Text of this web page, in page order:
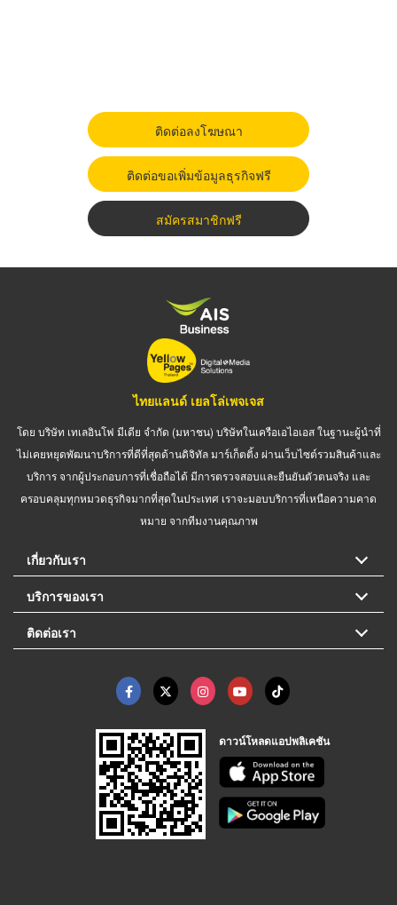
ติดต่อลงโฆษณา
ติดต่อขอเพิ่มข้อมูลธุรกิจฟรี
สมัครสมาชิกฟรี
ไทยแลนด์ เยลโล่เพจเจส
โดย บริษัท เทเลอินโฟ มีเดีย จำกัด (มหาชน) บริษัทในเครือเอไอเอส ในฐานะผู้นำที่
ไม่เคยหยุดพัฒนาบริการที่ดีที่สุดด้านดิจิทัล มาร์เก็ตติ้ง ผ่านเว็บไซต์รวมสินค้าและ
บริการ จากผู้ประกอบการที่เชื่อถือได้ มีการตรวจสอบและยืนยันตัวตนจริง และ
ครอบคลุมทุกหมวดธุรกิจมากที่สุดในประเทศ เราจะมอบบริการที่เหนือความคาด
หมาย จากทีมงานคุณภาพ
เกี่ยวกับเรา
บริการของเรา
ติดต่อเรา
ดาวน์โหลดแอปพลิเคชัน